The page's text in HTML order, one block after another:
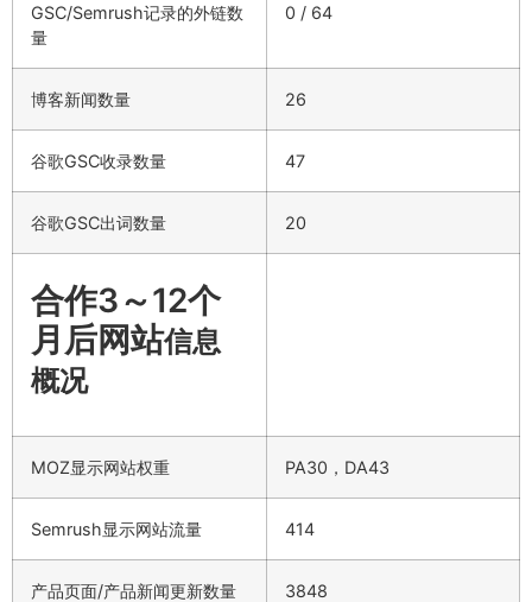
GSC/Semrush记录的外链数
量
0 / 64
博客新闻数量 26
谷歌GSC收录数量 47
谷歌GSC出词数量 20
合作3～12个
月后网站信息
概况
MOZ显示网站权重 PA30，DA43
Semrush显示网站流量 414
产品页面/产品新闻更新数量 3848